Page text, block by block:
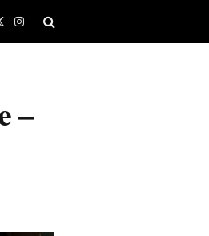
Instagram
–